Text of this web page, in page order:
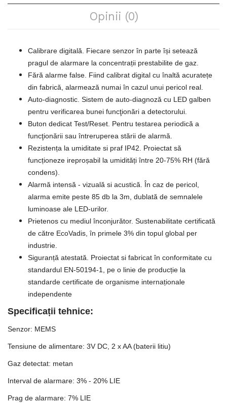
Opinii (0)
Calibrare digitală. Fiecare senzor în parte își setează
pragul de alarmare la concentrații prestabilite de gaz.
Fără alarme false. Fiind calibrat digital cu înaltă acuratețe
din fabrică, alarmează numai în cazul unui pericol real.
Auto-diagnostic. Sistem de auto-diagnoză cu LED galben
pentru verificarea bunei funcţionări a detectorului.
Buton dedicat Test/Reset. Pentru testarea periodică a
funcţionării sau întreruperea stării de alarmă.
Rezistența la umiditate si praf IP42. Proiectat să
funcționeze ireproșabil la umidități între 20-75% RH (fără
condens).
Alarmă intensă - vizuală si acustică. În caz de pericol,
alarma emite peste 85 db la 3m, dublată de semnalele
luminoase ale LED-urilor.
Prietenos cu mediul înconjurător. Sustenabilitate certificată
de către EcoVadis, în primele 3% din topul global per
industrie.
Siguranță atestată. Proiectat si fabricat în conformitate cu
standardul EN-50194-1, pe o linie de producție la
standarde certificate de organisme internaționale
independente
Specificații tehnice:
Senzor: MEMS
Tensiune de alimentare: 3V DC, 2 x AA (baterii litiu)
Gaz detectat: metan
Interval de alarmare: 3% - 20% LIE
Prag de alarmare: 7% LIE